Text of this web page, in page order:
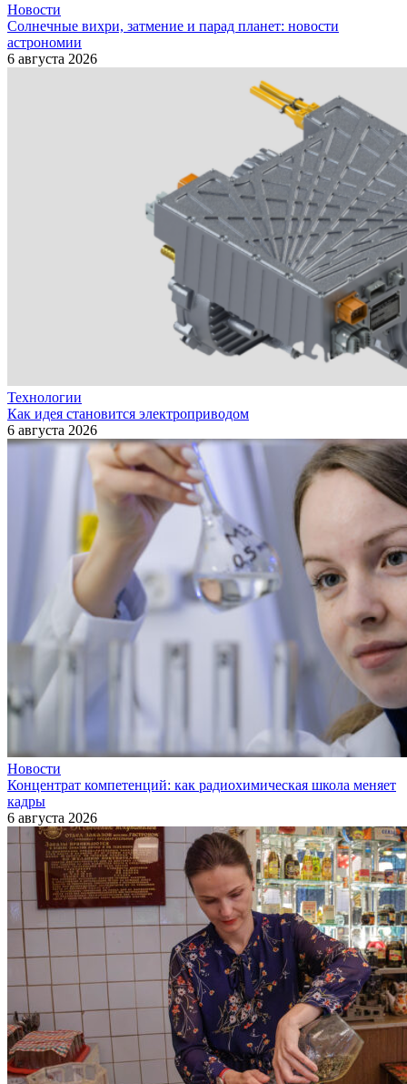
Новости
Солнечные вихри, затмение и парад планет: новости
астрономии
6 августа 2026
Технологии
Как идея становится электроприводом
6 августа 2026
Новости
Концентрат компетенций: как радиохимическая школа меняет
кадры
6 августа 2026